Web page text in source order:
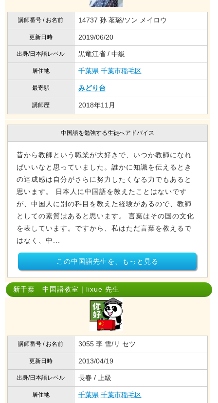
講師番号 / お名前 14737 孙 茗璐/ソン メイロウ
更新日時 2019/06/20
出身/日本語レベル 黒竜江省 / 中級
居住地 千葉県 千葉市稲毛区
最寄駅 みどり台
講師歴 2018年11月
中国語を勉強する生徒へアドバイス
昔から教師という職業が大好きで、いつか教師になれ
ばいいなと思っていました。誰かに知識を伝えるとき
の達成感は自分がさらに努力したくなる力でもあると
思います。 日本人に中国語を教えたことはないです
が、中国人に別の科目を教えた経験があるので、教師
としての素質はあると思います。 言葉はその国の文化
を表しています。ですから、私はただ言葉を教えるで
はなく、中...
この中国語先生を、もっと見る
新千葉 中国語教室｜lixue 先生
講師番号 / お名前 3055 李 雪/リ セツ
更新日時 2013/04/19
出身/日本語レベル 長春 / 上級
居住地 千葉県 千葉市稲毛区